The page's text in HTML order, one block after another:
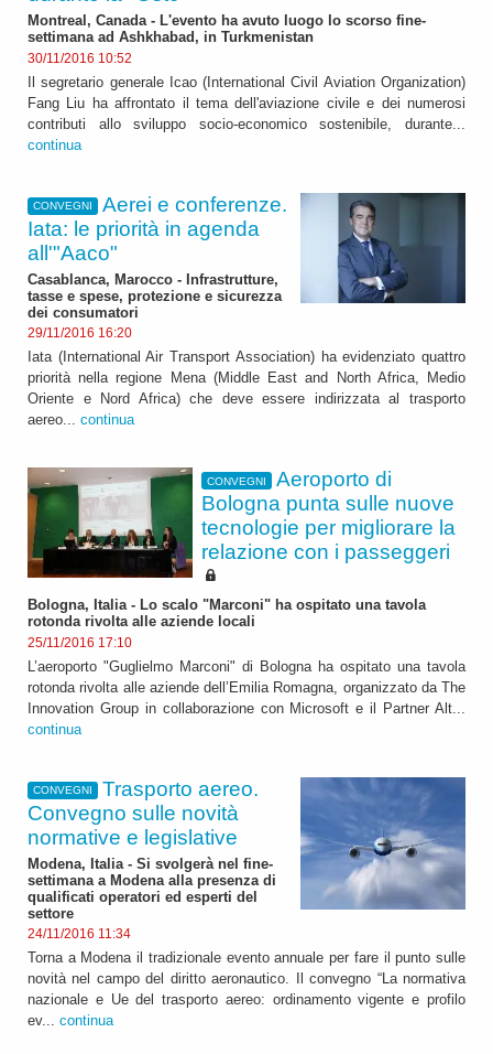
Montreal, Canada - L'evento ha avuto luogo lo scorso fine-
settimana ad Ashkhabad, in Turkmenistan
30/11/2016 10:52
Il segretario generale Icao (International Civil Aviation Organization)
Fang Liu ha affrontato il tema dell'aviazione civile e dei numerosi
contributi allo sviluppo socio-economico sostenibile, durante...
continua
CONVEGNI
Aerei e conferenze.
Iata: le priorità in agenda
all'"Aaco"
Casablanca, Marocco - Infrastrutture,
tasse e spese, protezione e sicurezza
dei consumatori
29/11/2016 16:20
Iata (International Air Transport Association) ha evidenziato quattro
priorità nella regione Mena (Middle East and North Africa, Medio
Oriente e Nord Africa) che deve essere indirizzata al trasporto
aereo... continua
CONVEGNI
Aeroporto di
Bologna punta sulle nuove
tecnologie per migliorare la
relazione con i passeggeri
Bologna, Italia - Lo scalo "Marconi" ha ospitato una tavola
rotonda rivolta alle aziende locali
25/11/2016 17:10
L’aeroporto "Guglielmo Marconi" di Bologna ha ospitato una tavola
rotonda rivolta alle aziende dell’Emilia Romagna, organizzato da The
Innovation Group in collaborazione con Microsoft e il Partner Alt...
continua
CONVEGNI
Trasporto aereo.
Convegno sulle novità
normative e legislative
Modena, Italia - Si svolgerà nel fine-
settimana a Modena alla presenza di
qualificati operatori ed esperti del
settore
24/11/2016 11:34
Torna a Modena il tradizionale evento annuale per fare il punto sulle
novità nel campo del diritto aeronautico. Il convegno “La normativa
nazionale e Ue del trasporto aereo: ordinamento vigente e profilo
ev... continua